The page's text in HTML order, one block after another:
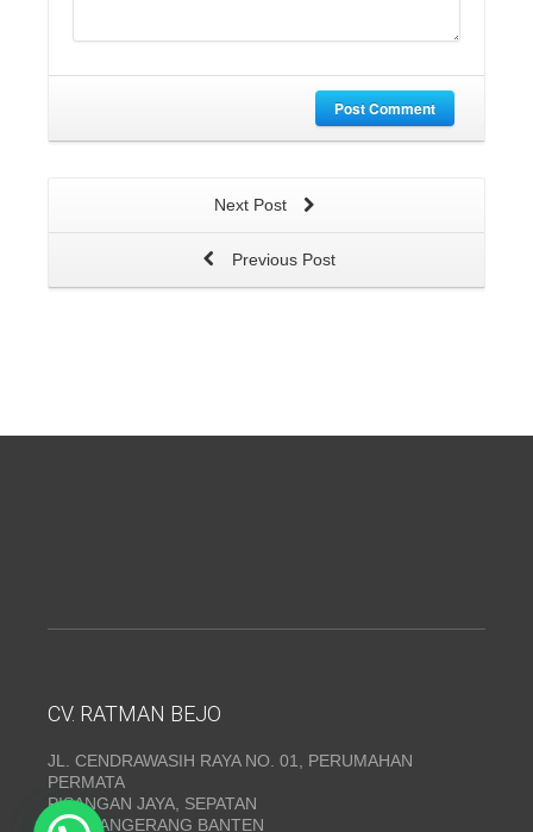
Post Comment
Next Post
Previous Post
CV. RATMAN BEJO
JL. CENDRAWASIH RAYA NO. 01, PERUMAHAN
PERMATA
PISANGAN JAYA, SEPATAN
KAB. TANGERANG BANTEN